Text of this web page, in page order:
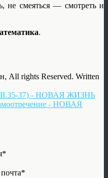
не смеяться — смотреть и
.
All rights Reserved. Written
37) - НОВАЯ ЖИЗНЬ
- НОВАЯ